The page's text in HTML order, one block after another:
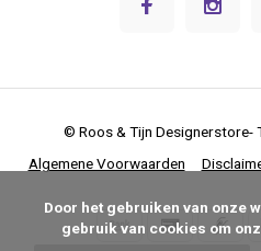
Algemene Voorwaarden
© Roos & Tijn Designerstore-
gebruik van cookies om